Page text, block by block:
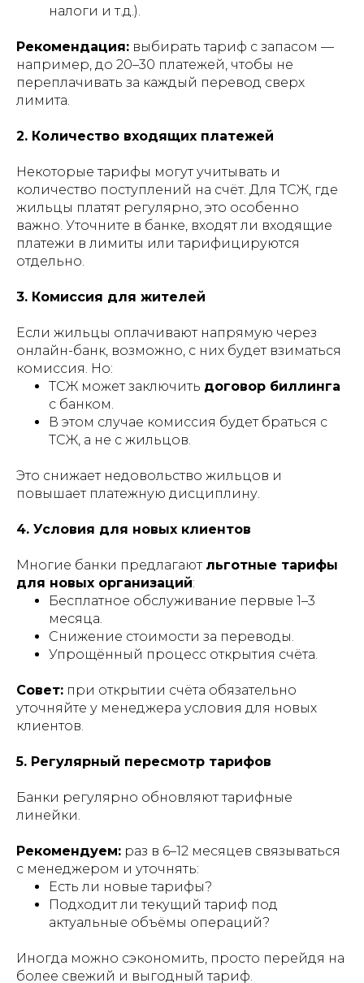
налоги и т.д.).
Рекомендация: выбирать тариф с запасом —
например, до 20–30 платежей, чтобы не
переплачивать за каждый перевод сверх
лимита.
2. Количество входящих платежей
Некоторые тарифы могут учитывать и
количество поступлений на счёт. Для ТСЖ, где
жильцы платят регулярно, это особенно
важно. Уточните в банке, входят ли входящие
платежи в лимиты или тарифицируются
отдельно.
3. Комиссия для жителей
Если жильцы оплачивают напрямую через
онлайн-банк, возможно, с них будет взиматься
комиссия. Но:
ТСЖ может заключить договор биллинга
с банком.
В этом случае комиссия будет браться с
ТСЖ, а не с жильцов.
Это снижает недовольство жильцов и
повышает платежную дисциплину.
4. Условия для новых клиентов
Многие банки предлагают льготные тарифы
для новых организаций:
Бесплатное обслуживание первые 1–3
месяца.
Снижение стоимости за переводы.
Упрощённый процесс открытия счёта.
Совет: при открытии счёта обязательно
уточняйте у менеджера условия для новых
клиентов.
5. Регулярный пересмотр тарифов
Банки регулярно обновляют тарифные
линейки.
Рекомендуем: раз в 6–12 месяцев связываться
с менеджером и уточнять:
Есть ли новые тарифы?
Подходит ли текущий тариф под
актуальные объёмы операций?
Иногда можно сэкономить, просто перейдя на
более свежий и выгодный тариф.